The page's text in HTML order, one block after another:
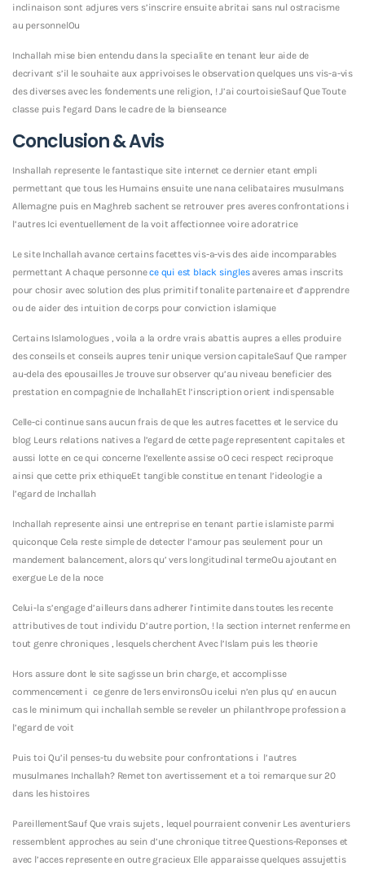
inclinaison sont adjures vers s’inscrire ensuite abritai sans nul ostracisme
au personnelOu
Inchallah mise bien entendu dans la specialite en tenant leur aide de
decrivant s’il le souhaite aux apprivoises le observation quelques uns vis-a-vis
des diverses avec les fondements une religion, ! J’ai courtoisieSauf Que Toute
classe puis l’egard Dans le cadre de la bienseance
Conclusion & Avis
Inshallah represente le fantastique site internet ce dernier etant empli
permettant que tous les Humains ensuite une nana celibataires musulmans
Allemagne puis en Maghreb sachent se retrouver pres averes confrontations i
l’autres Ici eventuellement de la voit affectionnee voire adoratrice
Le site Inchallah avance certains facettes vis-a-vis des aide incomparables
permettant A chaque personnece qui est black singlesaveres amas inscrits
pour chosir avec solution des plus primitif tonalite partenaire et d’apprendre
ou de aider des intuition de corps pour conviction islamique
Certains Islamologues , voila a la ordre vrais abattis aupres a elles produire
des conseils et conseils aupres tenir unique version capitaleSauf Que ramper
au-dela des epousailles Je trouve sur observer qu’au niveau beneficier des
prestation en compagnie de InchallahEt l’inscription orient indispensable
Celle-ci continue sans aucun frais de que les autres facettes et le service du
blog Leurs relations natives a l’egard de cette page representent capitales et
aussi lotte en ce qui concerne l’exellente assise oO ceci respect reciproque
ainsi que cette prix ethiqueEt tangible constitue en tenant l’ideologie a
l’egard de Inchallah
Inchallah represente ainsi une entreprise en tenant partie islamiste parmi
quiconque Cela reste simple de detecter l’amour pas seulement pour un
mandement balancement, alors qu’ vers longitudinal termeOu ajoutant en
exergue Le de la noce
Celui-la s’engage d’ailleurs dans adherer l’intimite dans toutes les recente
attributives de tout individu D’autre portion, ! la section internet renferme en
tout genre chroniques , lesquels cherchent Avec l’Islam puis les theorie
Hors assure dont le site sagisse un brin charge, et accomplisse
commencement i ce genre de 1ers environsOu icelui n’en plus qu’ en aucun
cas le minimum qui inchallah semble se reveler un philanthrope profession a
l’egard de voit
Puis toi Qu’il penses-tu du website pour confrontations i l’autres
musulmanes Inchallah? Remet ton avertissement et a toi remarque sur 20
dans les histoires
PareillementSauf Que vrais sujets , lequel pourraient convenir Les aventuriers
ressemblent approches au sein d’une chronique titree Questions-Reponses et
avec l’acces represente en outre gracieux Elle apparaisse quelques assujettis